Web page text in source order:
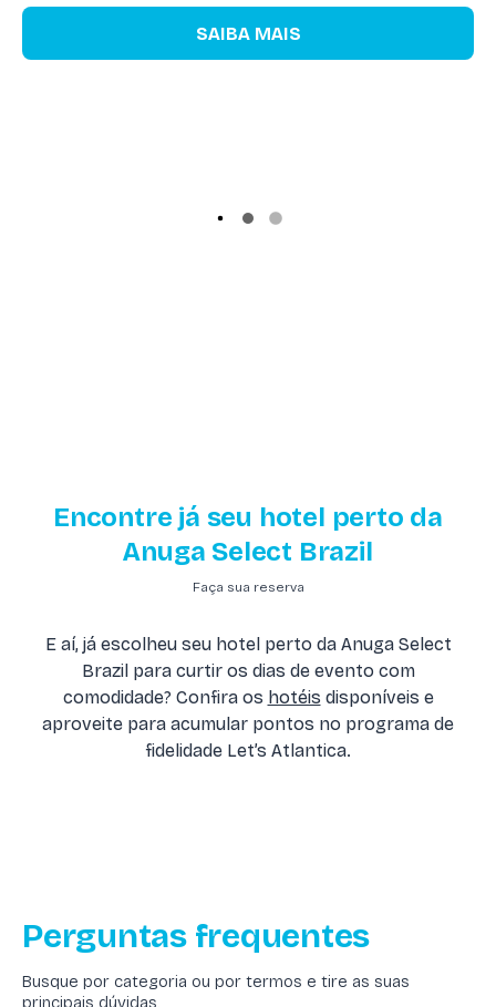
SAIBA MAIS
Encontre já seu hotel perto da
Anuga Select Brazil
Faça sua reserva
E aí, já escolheu seu hotel perto da Anuga Select
Brazil para curtir os dias de evento com
comodidade? Confira os hotéis disponíveis e
aproveite para acumular pontos no programa de
fidelidade Let’s Atlantica.
Perguntas frequentes
Busque por categoria ou por termos e tire as suas
principais dúvidas.